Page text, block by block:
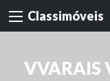
Classimóveis
VVARAIS